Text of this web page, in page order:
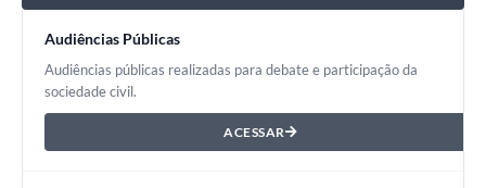
Audiências Públicas
Audiências públicas realizadas para debate e participação da
sociedade civil.
ACESSAR